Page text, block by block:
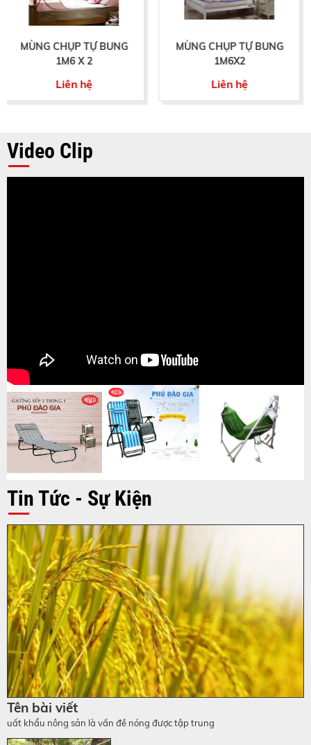
MÙNG CHỤP TỰ BUNG
MÙNG CHỤP TỰ
Video Clip
Tin Tức - Sự Kiện
Tên bài viết
uất khẩu nông sản là vấn đề nóng được tập trung